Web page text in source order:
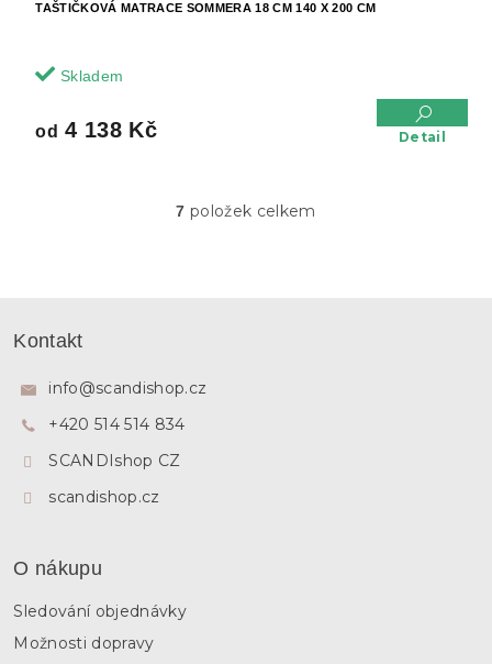
TAŠTIČKOVÁ MATRACE SOMMERA 18 CM 140 X 200 CM
Skladem
od 4 138 Kč Detail
O
7 položek celkem
Kontakt
info@scandishop.cz
+420 514 514 834
SCANDIshop CZ
scandishop.cz
O nákupu
Sledování objednávky
Možnosti dopravy